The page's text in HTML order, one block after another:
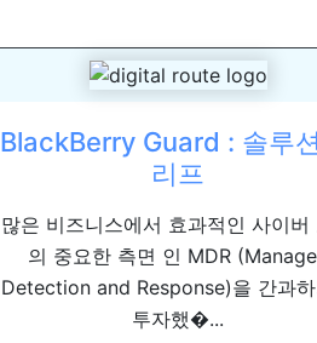
BlackBerry Guard : 솔루
리프
많은 비즈니스에서 효과적인 사이버
의 중요한 측면 인 MDR
Detection and Response)을 간과
투자했�...